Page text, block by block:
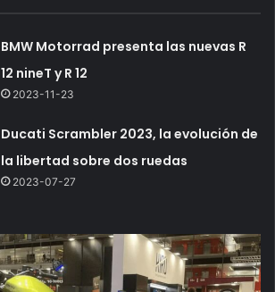
BMW Motorrad presenta las nuevas R
12 nineT y R 12
2023-11-23
Ducati Scrambler 2023, la evolución de
la libertad sobre dos ruedas
2023-07-27